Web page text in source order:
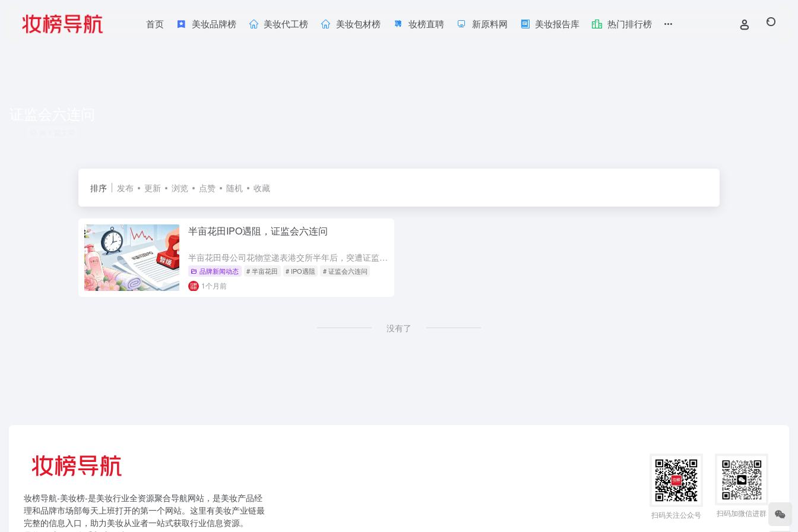
首页 美妆品牌榜 美妆代工榜 美妆包材榜 妆榜直聘 新原料网 美妆报告库 热门排行榜
排序 发布 更新 浏览 点赞 随机 收藏
半亩花田IPO遇阻，证监会六连问
半亩花田母公司花物堂递表港交所半年后，突遭证监会六连问，要求就股权结构、代工模式、跨界经营等核心问题补充材料，上市进程陡生变数。作为国货身体护理品牌，半亩花田曾精准踩中抖音、小红书等渠道风口，凭借极致...
品牌新闻动态 # 半亩花田 # IPO遇阻 # 证监会六连问
1个月前
没有了
妆榜导航-美妆榜-是美妆行业全资源聚合导航网站，是美妆产品经
理和品牌市场部每天上班打开的第一个网站。这里有美妆产业链最
完整的信息入口，助力美妆从业者一站式获取行业信息资源。
扫码关注公众号 扫码加微信进群